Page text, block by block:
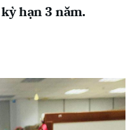
hạn 3 năm.